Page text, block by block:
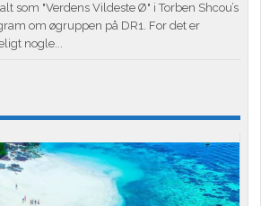
som "Verdens Vildeste Ø" i Torben Shcou’s
om øgruppen på DR1. For det er
nogle...